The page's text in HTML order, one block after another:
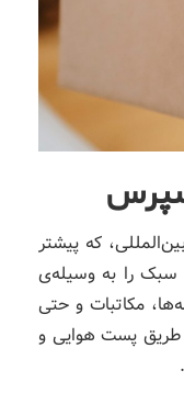
که پیشتر
سبک را به وسیله‌ی
مکاتبات و حتی
طریق پست هوایی و